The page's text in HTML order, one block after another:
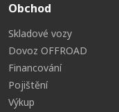
Obchod
Skladové vozy
Dovoz OFFROAD
Financování
Pojištění
Výkup